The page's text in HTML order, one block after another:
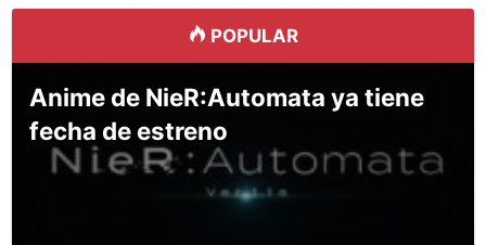
POPULAR
Anime de NieR:Automata ya tiene
fecha de estreno